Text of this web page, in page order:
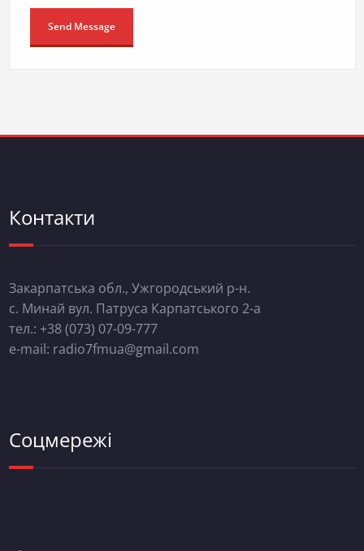
Контакти
Закарпатська обл., Ужгородський р-н.
с. Минай вул. Патруса Карпатського 2-а
тел.: +38 (073) 07-09-777
e-mail: radio7fmua@gmail.com
Соцмережі